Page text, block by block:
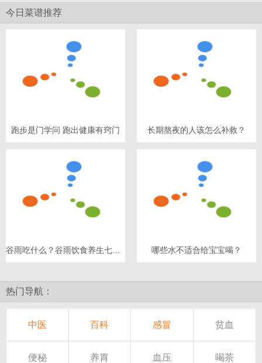
今日菜谱推荐
跑步是门学问 跑出健康有窍门 长期熬夜的人该怎么补救？
哪些水不适合给宝宝喝？
热门导航：
中医 百科 感冒 贫血
便秘 养胃 血压 喝茶